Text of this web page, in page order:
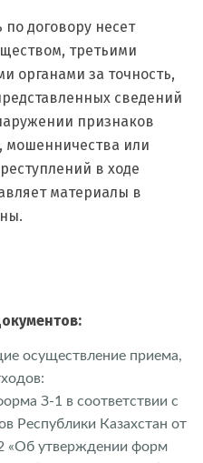
по договору несет
третьими
органами за точность,
сведений
признаков
мошенничества или
в ходе
материалы в
осуществление приема,
З-1 в соответствии с
Республики Казахстан от
«Об утверждении форм